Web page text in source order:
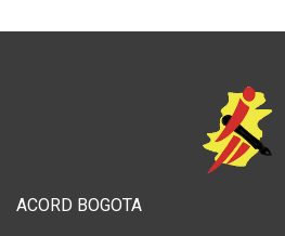
ACORD BOGOTA